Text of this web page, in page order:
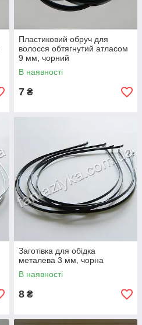
Пластиковий обруч для
волосся обтягнутий атласом
9 мм, чорний
В наявності
7 ₴
Заготівка для обідка
металева 3 мм, чорна
В наявності
8 ₴